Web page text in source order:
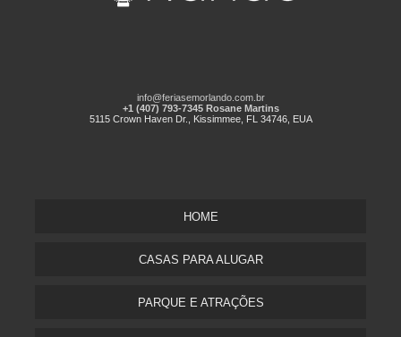
info@feriasemorlando.com.br
+1 (407) 793-7345 Rosane Martins
5115 Crown Haven Dr., Kissimmee, FL 34746, EUA
HOME
CASAS PARA ALUGAR
PARQUE E ATRAÇÕES